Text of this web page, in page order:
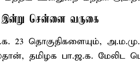
சென்னை வருகை
23 தொகுதிகளையும்,
தமிழக பா.ஜ.க. மேலிட